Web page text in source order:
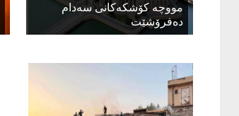
مووچە کۆشکەکانی سەدام
دەفرۆشێت